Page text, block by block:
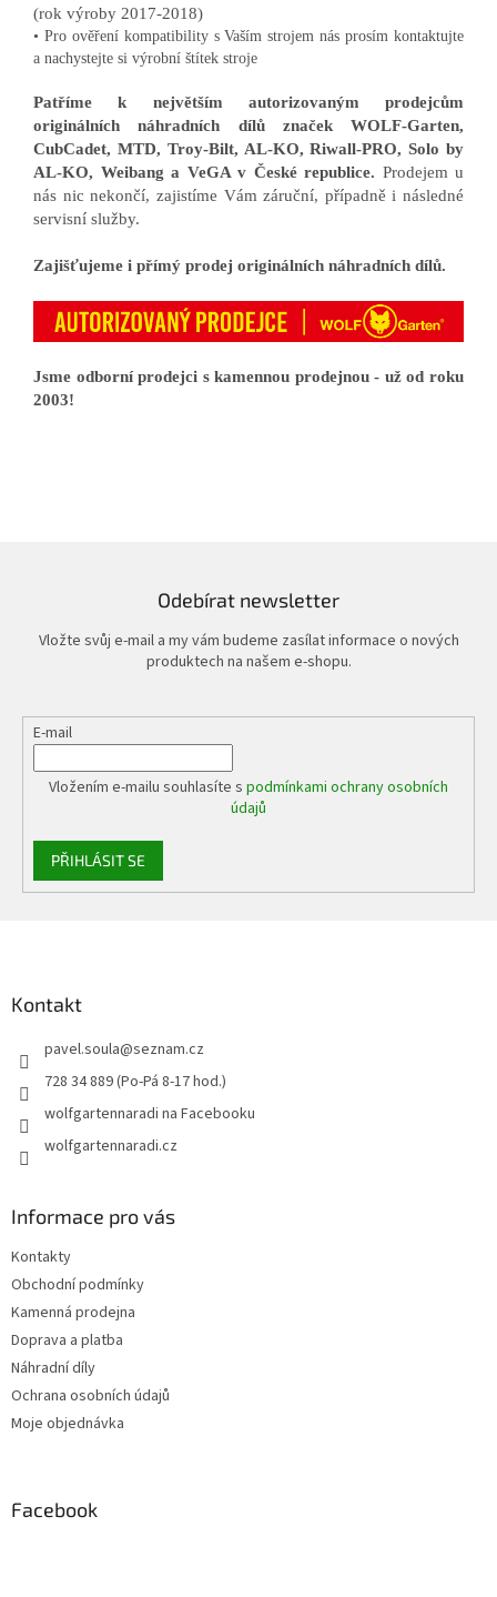
(rok výroby 2017-2018)
• Pro ověření kompatibility s Vaším strojem nás prosím kontaktujte
a nachystejte si výrobní štítek stroje
Patříme k největším autorizovaným prodejcům
originálních náhradních dílů značek WOLF-Garten,
CubCadet, MTD, Troy-Bilt, AL-KO, Riwall-PRO, Solo by
AL-KO, Weibang a VeGA v České republice. Prodejem u
nás nic nekončí, zajistíme Vám záruční, případně i následné
servisní služby.
Zajišťujeme i přímý prodej originálních náhradních dílů.
Jsme odborní prodejci s kamennou prodejnou - už od roku
2003!
Odebírat newsletter
Vložte svůj e-mail a my vám budeme zasílat informace o nových
produktech na našem e-shopu.
E-mail
Vložením e-mailu souhlasíte s podmínkami ochrany osobních
údajů
PŘIHLÁSIT SE
Kontakt
pavel.soula@seznam.cz
728 34 889 (Po-Pá 8-17 hod.)
wolfgartennaradi na Facebooku
wolfgartennaradi.cz
Informace pro vás
Kontakty
Obchodní podmínky
Kamenná prodejna
Doprava a platba
Náhradní díly
Ochrana osobních údajů
Moje objednávka
Facebook